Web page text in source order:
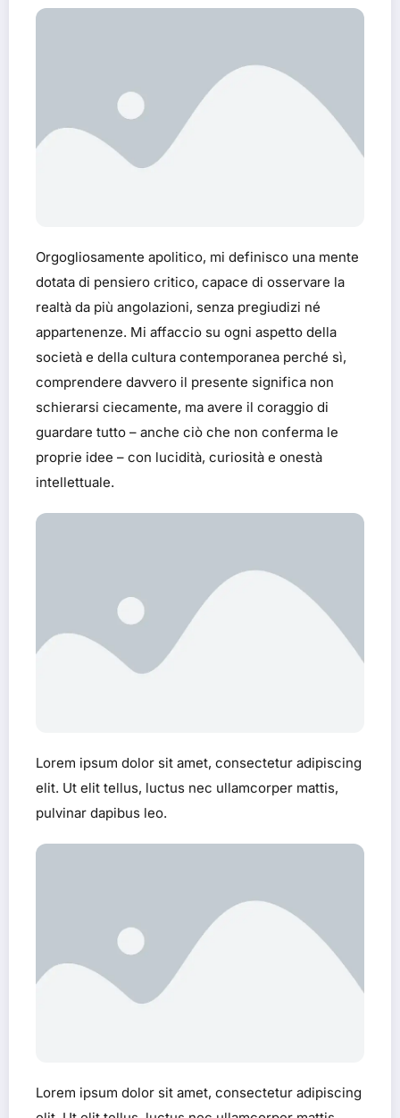
Orgogliosamente apolitico, mi definisco una mente
dotata di pensiero critico, capace di osservare la
realtà da più angolazioni, senza pregiudizi né
appartenenze. Mi affaccio su ogni aspetto della
società e della cultura contemporanea perché sì,
comprendere davvero il presente significa non
schierarsi ciecamente, ma avere il coraggio di
guardare tutto – anche ciò che non conferma le
proprie idee – con lucidità, curiosità e onestà
intellettuale.
Lorem ipsum dolor sit amet, consectetur adipiscing
elit. Ut elit tellus, luctus nec ullamcorper mattis,
pulvinar dapibus leo.
Lorem ipsum dolor sit amet, consectetur adipiscing